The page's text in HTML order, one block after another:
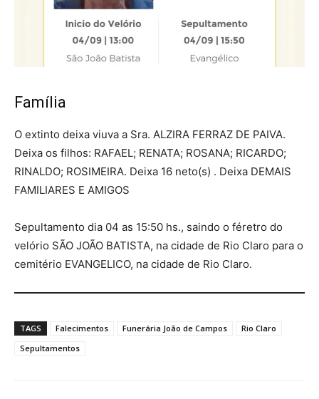
Família
O extinto deixa viuva a Sra. ALZIRA FERRAZ DE PAIVA.
Deixa os filhos: RAFAEL; RENATA; ROSANA; RICARDO;
RINALDO; ROSIMEIRA. Deixa 16 neto(s) . Deixa DEMAIS
FAMILIARES E AMIGOS
Sepultamento dia 04 as 15:50 hs., saindo o féretro do
velório SÃO JOÃO BATISTA, na cidade de Rio Claro para o
cemitério EVANGELICO, na cidade de Rio Claro.
TAGS Falecimentos Funerária João de Campos
Rio Claro
Sepultamentos